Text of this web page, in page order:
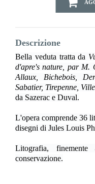
Descrizione
Bella veduta tratta da
d'apre's nature, par M.
Allaux, Bichebois,
Sabatier, Tirepenne,
da Sazerac e Duval.
L'opera comprende 36
disegni di Jules Louis
Litografia,
conservazione.